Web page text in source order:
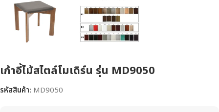
เก้าอี้ไม้สไตล์โมเดิร์น รุ่น MD9050
รหัสสินค้า: MD9050